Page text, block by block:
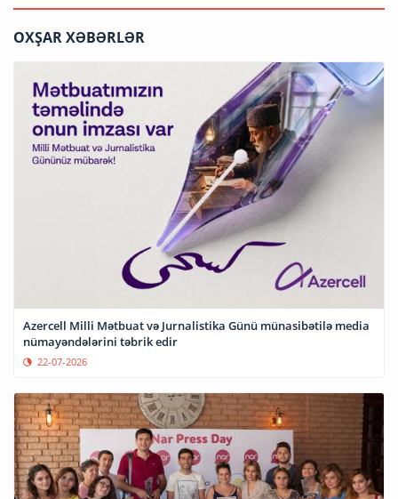
OXŞAR XƏBƏRLƏR
Azercell Milli Mətbuat və Jurnalistika Günü münasibətilə media
nümayəndələrini təbrik edir
22-07-2026